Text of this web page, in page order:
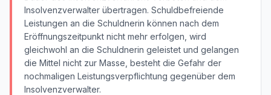
Insolvenzverwalter übertragen. Schuldbefreiende
Leistungen an die Schuldnerin können nach dem
Eröffnungszeitpunkt nicht mehr erfolgen, wird
gleichwohl an die Schuldnerin geleistet und gelangen
die Mittel nicht zur Masse, besteht die Gefahr der
nochmaligen Leistungsverpflichtung gegenüber dem
Insolvenzverwalter.